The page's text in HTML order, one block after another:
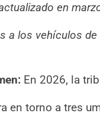
en
a los vehículos
En 2026, la
en torno a tres